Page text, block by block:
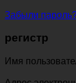
Забыли
регистр
Имя